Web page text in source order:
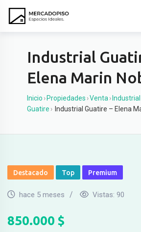
Industrial
Elena Marin
Inicio › Propiedades ›Venta › Industrial
Guatire › Industrial Guatire – Elena
Destacado Top Premium
hace 5 meses Vistas: 90
850.000 $